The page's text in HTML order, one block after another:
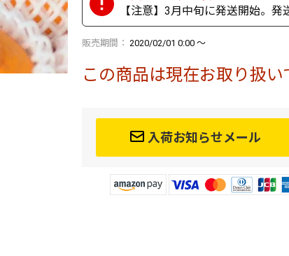
【注意】3月中旬に発送開始。発
販売期間 2020/02/01 0:00 〜
この商品は現在お取り扱い
入荷お知らせメール